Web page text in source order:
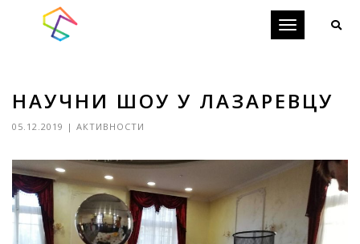
Toggle
НАУЧНИ ШОУ У ЛАЗАРЕВЦУ
05.12.2019 | АКТИВНОСТИ